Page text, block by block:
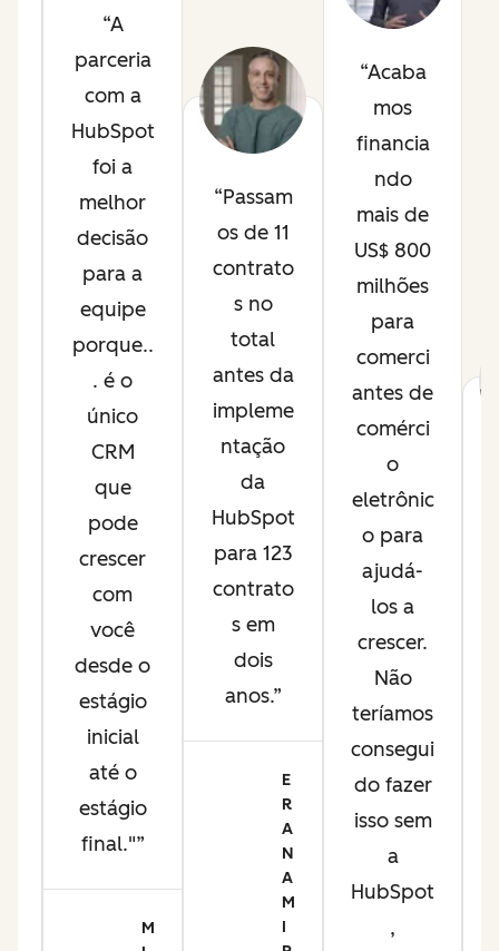
A
parceria
com a
HubSpot
foi a
melhor
decisão
para a
equipe
porque..
. é o
único
CRM
que
pode
crescer
com
você
desde o
estágio
inicial
até o
estágio
final."
M
Passam
os de 11
contrato
s no
total
antes da
impleme
ntação
da
HubSpot
para 123
contrato
s em
dois
anos.
E
R
A
N
A
M
I
Acaba
mos
financia
ndo
mais de
US$ 800
milhões
para
comerci
antes de
comérci
o
eletrônic
o para
ajudá-
los a
crescer.
Não
teríamos
consegui
do fazer
isso sem
a
HubSpot
,